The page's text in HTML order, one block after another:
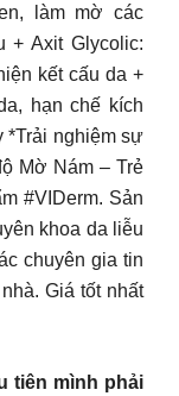
làm mờ các
+ Axit Glycolic:
kết cấu da +
hạn chế kích
*Trải nghiệm sự
Mờ Nám – Trẻ
#VIDerm. Sản
khoa da liễu
chuyên gia tin
Giá tốt nhất
tiên mình phải